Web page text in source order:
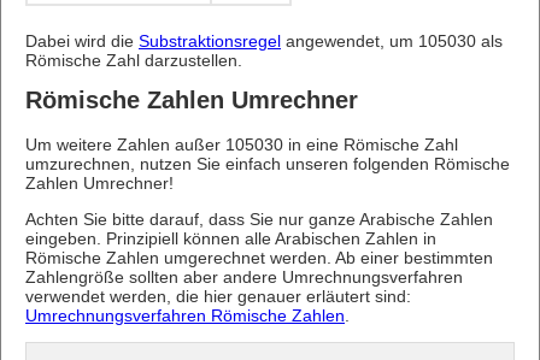
Dabei wird die Substraktionsregel angewendet, um 105030 als
Römische Zahl darzustellen.
Römische Zahlen Umrechner
Um weitere Zahlen außer 105030 in eine Römische Zahl
umzurechnen, nutzen Sie einfach unseren folgenden Römische
Zahlen Umrechner!
Achten Sie bitte darauf, dass Sie nur ganze Arabische Zahlen
eingeben. Prinzipiell können alle Arabischen Zahlen in
Römische Zahlen umgerechnet werden. Ab einer bestimmten
Zahlengröße sollten aber andere Umrechnungsverfahren
verwendet werden, die hier genauer erläutert sind:
Umrechnungsverfahren Römische Zahlen